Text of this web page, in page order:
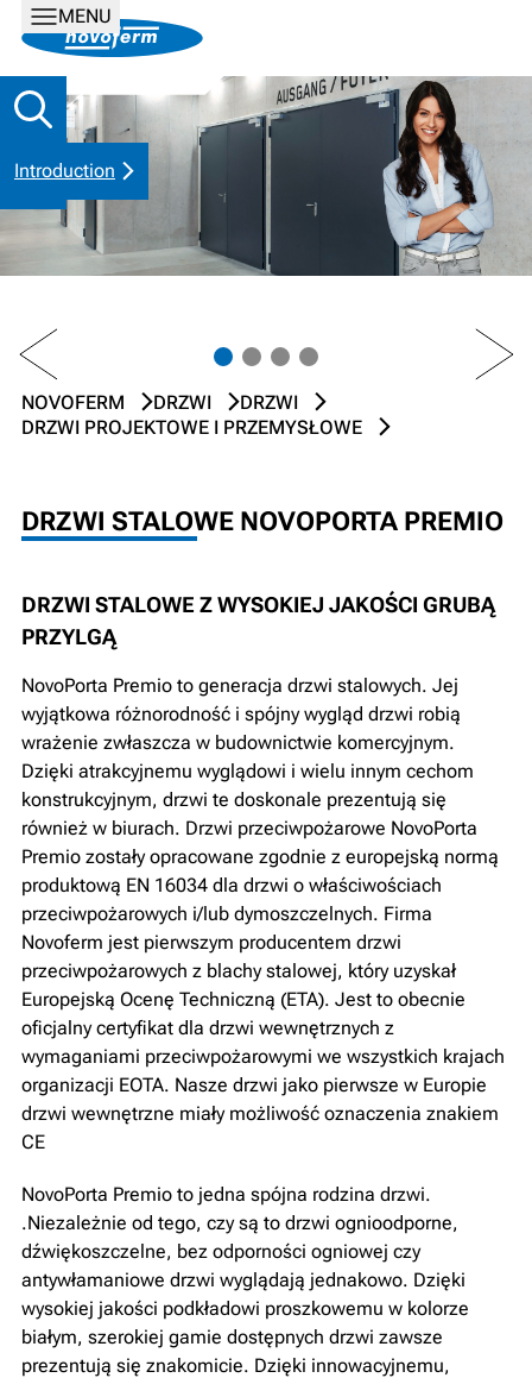
MENU
Introduction
PREV NEXT
NOVOFERM DRZWI
DRZWI
DRZWI PROJEKTOWE I PRZEMYSŁOWE
DRZWI STALOWE NOVOPORTA PREMIO
DRZWI STALOWE Z WYSOKIEJ JAKOŚCI GRUBĄ
PRZYLGĄ
NovoPorta Premio to generacja drzwi stalowych. Jej
wyjątkowa różnorodność i spójny wygląd drzwi robią
wrażenie zwłaszcza w budownictwie komercyjnym.
Dzięki atrakcyjnemu wyglądowi i wielu innym cechom
konstrukcyjnym, drzwi te doskonale prezentują się
również w biurach. Drzwi przeciwpożarowe NovoPorta
Premio zostały opracowane zgodnie z europejską normą
produktową EN 16034 dla drzwi o właściwościach
przeciwpożarowych i/lub dymoszczelnych. Firma
Novoferm jest pierwszym producentem drzwi
przeciwpożarowych z blachy stalowej, który uzyskał
Europejską Ocenę Techniczną (ETA). Jest to obecnie
oficjalny certyfikat dla drzwi wewnętrznych z
wymaganiami przeciwpożarowymi we wszystkich krajach
organizacji EOTA. Nasze drzwi jako pierwsze w Europie
drzwi wewnętrzne miały możliwość oznaczenia znakiem
CE
NovoPorta Premio to jedna spójna rodzina drzwi.
.Niezależnie od tego, czy są to drzwi ognioodporne,
dźwiękoszczelne, bez odporności ogniowej czy
antywłamaniowe drzwi wyglądają jednakowo. Dzięki
wysokiej jakości podkładowi proszkowemu w kolorze
białym, szerokiej gamie dostępnych drzwi zawsze
prezentują się znakomicie. Dzięki innowacyjnemu,